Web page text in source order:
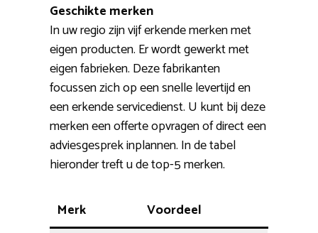
Geschikte merken
In uw regio zijn vijf erkende merken met
eigen producten. Er wordt gewerkt met
eigen fabrieken. Deze fabrikanten
focussen zich op een snelle levertijd en
een erkende servicedienst. U kunt bij deze
merken een offerte opvragen of direct een
adviesgesprek inplannen. In de tabel
hieronder treft u de top-5 merken.
Merk Voordeel